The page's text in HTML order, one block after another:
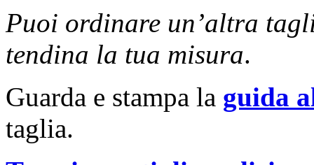
Puoi ordinare un’altra
tendina la tua misura.
Guarda e stampa la guida
taglia.